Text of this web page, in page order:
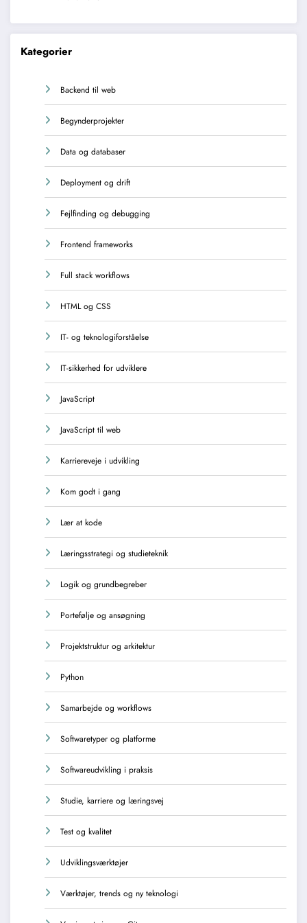
Kategorier
Backend til web
Begynderprojekter
Data og databaser
Deployment og drift
Fejlfinding og debugging
Frontend frameworks
Full stack workflows
HTML og CSS
IT- og teknologiforståelse
IT-sikkerhed for udviklere
JavaScript
JavaScript til web
Karriereveje i udvikling
Kom godt i gang
Lær at kode
Læringsstrategi og studieteknik
Logik og grundbegreber
Portefølje og ansøgning
Projektstruktur og arkitektur
Python
Samarbejde og workflows
Softwaretyper og platforme
Softwareudvikling i praksis
Studie, karriere og læringsvej
Test og kvalitet
Udviklingsværktøjer
Værktøjer, trends og ny teknologi